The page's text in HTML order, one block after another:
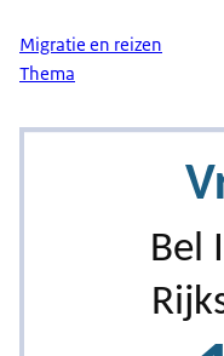
Migratie en reizen
Thema